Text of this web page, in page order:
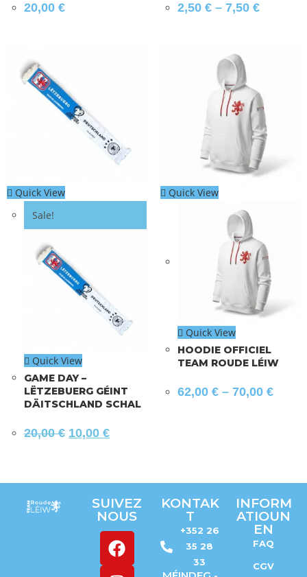
20,00 € 2,50 € – 7,50 €
Quick View
Sale!
Quick View
GAME DAY –
LËTZEBUERG GÉINT
DÄITSCHLAND SCHAL
20,00€ 10,00 €
Quick View
Quick View
HOODIE OFFICIEL
TEAM ROUDE LÉIW
62,00 € – 70,00 €
SUIVEZ
NOUS
KONTAK
T
+352 26
35 28
33
INFORM
ATIOUN
EN
FAQ
CGV